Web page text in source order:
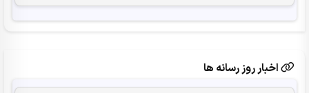
اخبار روز رسانه ها